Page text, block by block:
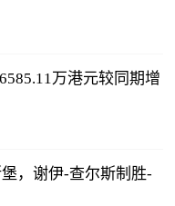
万港元较同期增
，谢伊-查尔斯制胜-